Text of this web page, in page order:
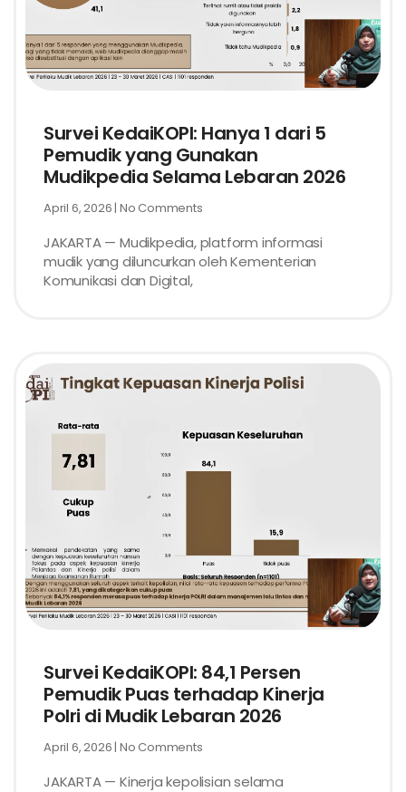
Survei KedaiKOPI: Hanya 1 dari 5
Pemudik yang Gunakan
Mudikpedia Selama Lebaran 2026
April 6, 2026 No Comments
JAKARTA — Mudikpedia, platform informasi
mudik yang diluncurkan oleh Kementerian
Komunikasi dan Digital,
Survei KedaiKOPI: 84,1 Persen
Pemudik Puas terhadap Kinerja
Polri di Mudik Lebaran 2026
April 6, 2026 No Comments
JAKARTA — Kinerja kepolisian selama